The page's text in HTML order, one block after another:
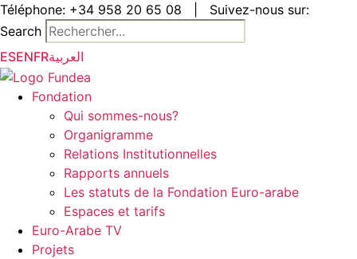
Aller
au
contenu
Téléphone: +34 958 20 65 08
Suivez-nous sur:
Search
ESENFRالعربية
Fondation
Qui sommes-nous?
Organigramme
Relations Institutionnelles
Rapports annuels
Les statuts de la Fondation Euro-arabe
Espaces et tarifs
Euro-Arabe TV
Projets